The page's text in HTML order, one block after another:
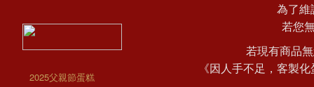
2025父親節蛋糕
為了維
若您
若現有商品
《因人手不足，客製